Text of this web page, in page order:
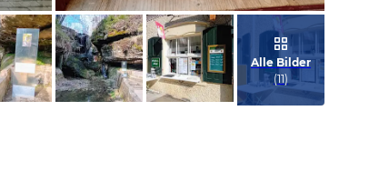
Bild melden
von Ralf
Alle Bilder
(11)